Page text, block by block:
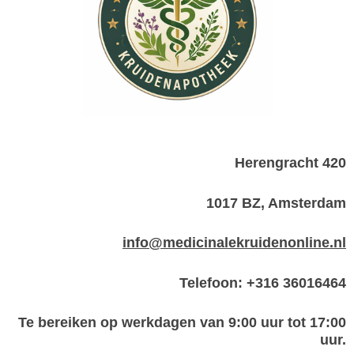
Herengracht 420
1017 BZ, Amsterdam
info@medicinalekruidenonline.nl
Telefoon: +316 36016464
Te bereiken op werkdagen van 9:00 uur tot 17:00
uur.